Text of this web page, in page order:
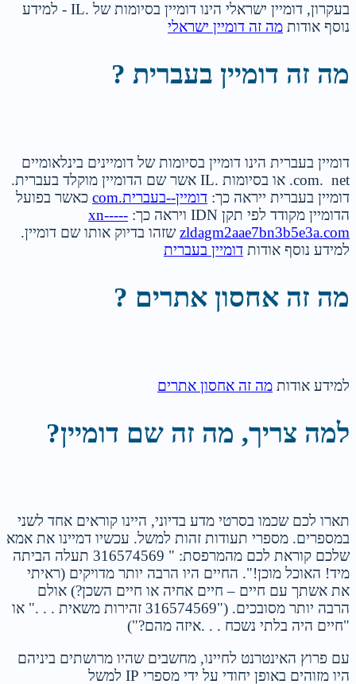
בעקרון, דומיין ישראלי הינו דומיין בסיומות של .IL - למידע
נוסף אודות מה זה דומיין ישראלי
מה זה דומיין בעברית ?
דומיין בעברית הינו דומיין בסיומות של דומיינים בינלאומיים
com. net. או בסיומות .IL אשר שם הדומיין מוקלד בעברית.
דומיין בעברית ייראה כך: דומיין--בעברית.com
כאשר בפועל
הדומיין מקודד לפי תקן IDN ויראה כך:
xn-----
zldagm2aae7bn3b5e3a.comשזהו בדיוק אותו שם דומיין.
למידע נוסף אודות דומיין בעברית
מה זה אחסון אתרים ?
למידע אודות מה זה אחסון אתרים
למה צריך, מה זה שם דומיין?
תארו לכם שכמו בסרטי מדע בדיוני, היינו קוראים אחד לשני
במספרים. מספרי תעודות זהות למשל. עכשיו דמיינו את אמא
שלכם קוראת לכם מהמרפסת: " 316574569 תעלה הביתה
מיד! האוכל מוכן!". החיים היו הרבה יותר מדויקים (ראיתי
את אשתך עם חיים – חיים אחיה או חיים השכן?) אולם
הרבה יותר מסובכים. ("316574569 זהירות משאית . . ." או
"חיים היה בלתי נשכח . . .איזה מהם?")
עם פרוץ האינטרנט לחיינו, מחשבים שהיו מרושתים ביניהם
היו מזוהים באופן יחודי על ידי מספרי IP למשל